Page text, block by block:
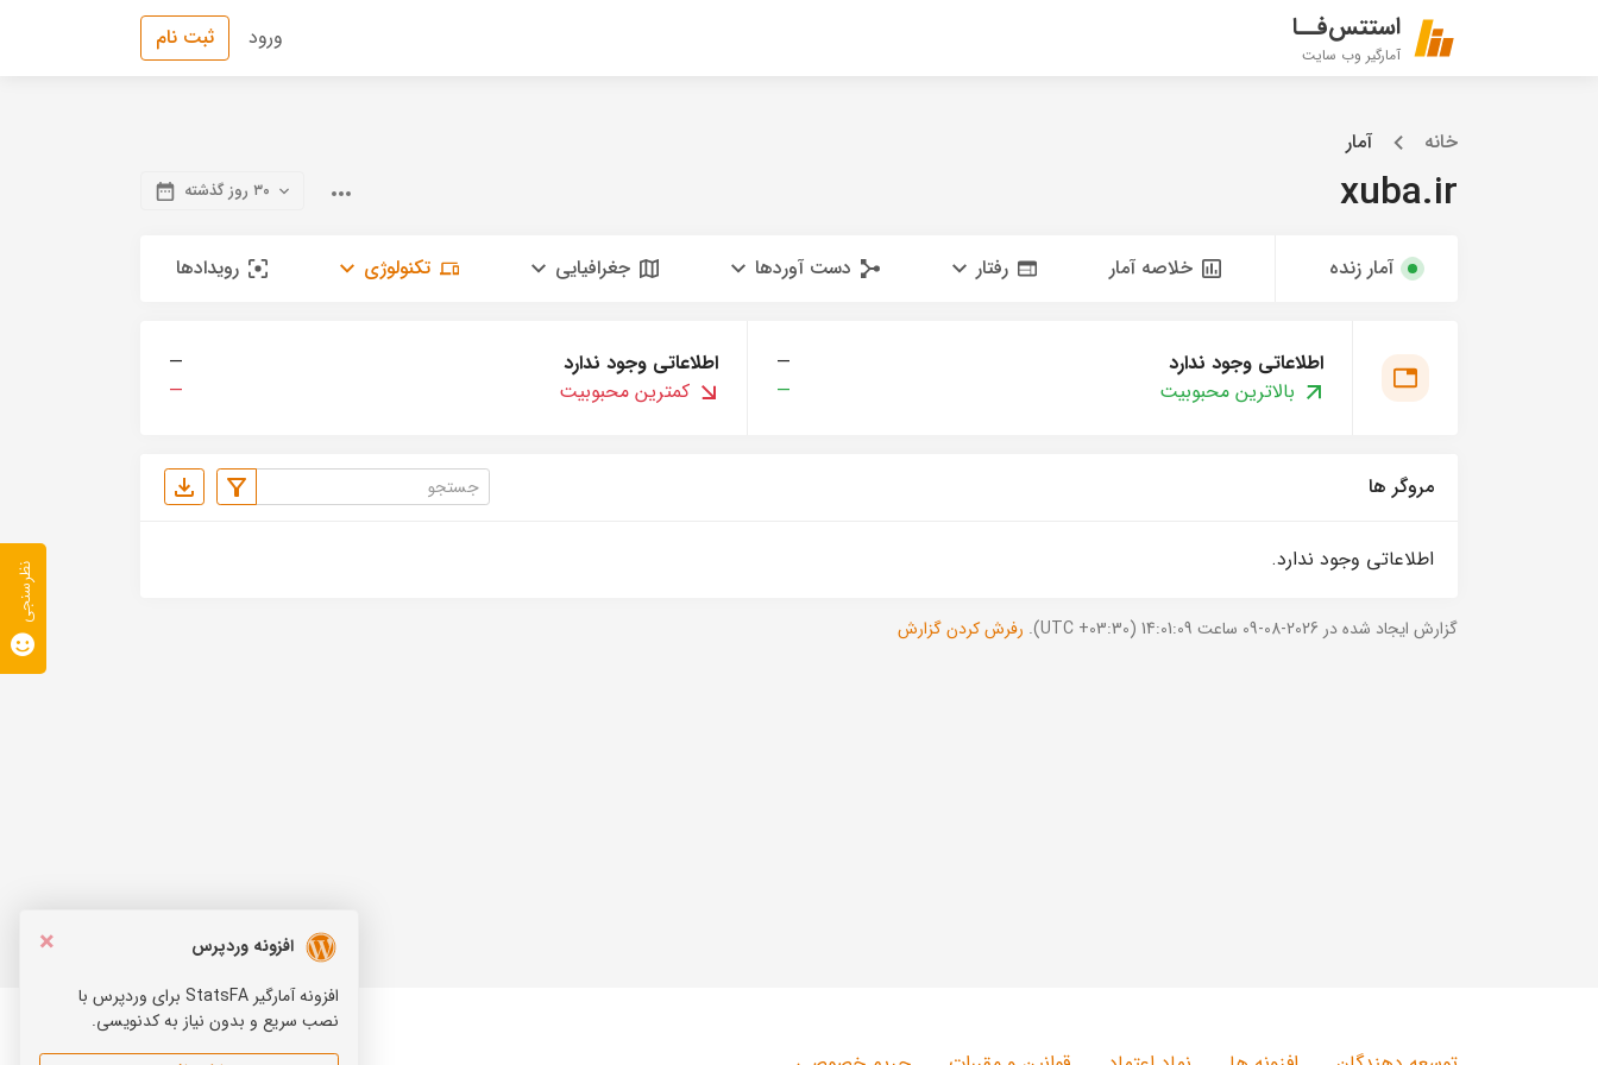
استتس‌فــا
آمارگیر وب سایت
ورود ثبت نام
خانه آمار
xuba.ir ۳۰ روز گذشته
آمار زنده خلاصه آمار رفتار دست آوردها جغرافیایی تکنولوژی رویدادها
اطلاعاتی وجود ندارد
—
بالاترین محبوبیت
—
اطلاعاتی وجود ندارد
—
کمترین محبوبیت
—
مروگر ها
اطلاعاتی وجود ندارد.
گزارش ایجاد شده در 2026-08-09 ساعت 14:01:09 (UTC +03:30). رفرش کردن گزارش
×
افزونه وردپرس
افزونه آمارگیر StatsFA برای وردپرس با
نصب سریع و بدون نیاز به کدنویسی.
نظرسنجی